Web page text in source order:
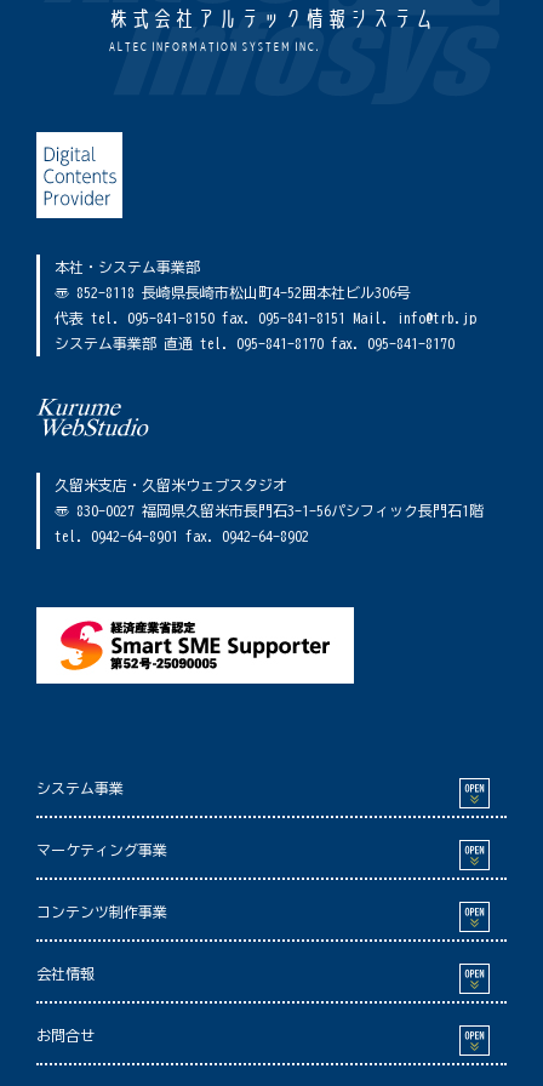
株式会社アルテック情報システム
ALTEC INFORMATION SYSTEM INC.
本社・システム事業部
〠 852-8118 長崎県長崎市松山町4-52囲本社ビル306号
代表 tel. 095-841-8150 fax. 095-841-8151 Mail. info@trb.jp
システム事業部 直通 tel. 095-841-8170 fax. 095-841-8170
久留米支店・久留米ウェブスタジオ
〠 830-0027 福岡県久留米市長門石3-1-56パシフィック長門石1階
tel. 0942-64-8901 fax. 0942-64-8902
システム事業
マーケティング事業
コンテンツ制作事業
会社情報
お問合せ